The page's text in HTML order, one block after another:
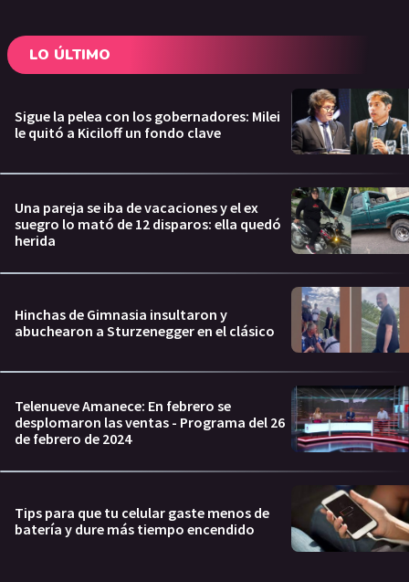
LO ÚLTIMO
Sigue la pelea con los gobernadores: Milei
le quitó a Kiciloff un fondo clave
Una pareja se iba de vacaciones y el ex
suegro lo mató de 12 disparos: ella quedó
herida
Hinchas de Gimnasia insultaron y
abuchearon a Sturzenegger en el clásico
Telenueve Amanece: En febrero se
desplomaron las ventas - Programa del 26
de febrero de 2024
Tips para que tu celular gaste menos de
batería y dure más tiempo encendido